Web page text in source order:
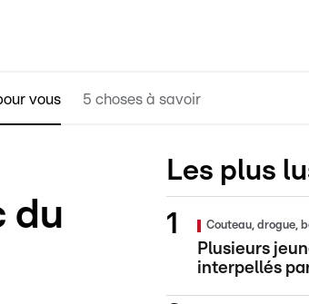
vous 5 choses à savoir
du
Les plus
Couteau, drogue,
Plusieurs
interpellés